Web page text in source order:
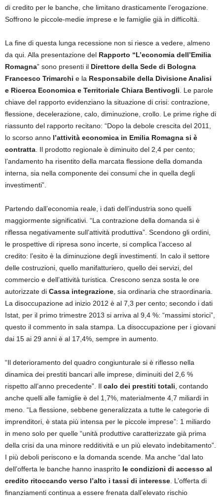
di credito per le banche, che limitano drasticamente l’erogazione.
Soffrono le piccole-medie imprese e le famiglie già in difficoltà.
La fine di questa lunga recessione non si riesce a vedere, almeno
da qui. Alla presentazione del Rapporto “L’economia dell’Emilia
Romagna” sono presenti il Direttore della Sede di Bologna
Francesco Trimarchi e la Responsabile della Divisione Analisi
e Ricerca Economica e Territoriale Chiara Bentivogli . Le parole
chiave del rapporto evidenziano la situazione di crisi: contrazione,
flessione, decelerazione, calo, diminuzione, crollo. Le prime righe di
riassunto del rapporto recitano: “Dopo la debole crescita del 2011,
lo scorso anno l’attività economica in Emilia Romagna si è
contratta . Il prodotto regionale è diminuito del 2,4 per cento;
l’andamento ha risentito della marcata flessione della domanda
interna, sia nella componente dei consumi che in quella degli
investimenti”.
Partendo dall’economia reale, i dati dell’industria sono quelli
maggiormente significativi. “La contrazione della domanda si è
riflessa negativamente sull’attività produttiva”. Scendono gli ordini,
le prospettive di ripresa sono incerte, si complica l’acceso al
credito: l’esito è la diminuzione degli investimenti. In calo il settore
delle costruzioni, quello manifatturiero, quello dei servizi, del
commercio e dell’attività turistica. Crescono senza sosta le ore
autorizzate di Cassa integrazione , sia ordinaria che straordinaria.
La disoccupazione ad inizio 2012 è al 7,3 per cento; secondo i dati
Istat, per il primo trimestre 2013 si arriva al 9,4 %: “massimi storici”,
questo il commento in sala stampa. La disoccupazione per i giovani
dai 15 ai 29 anni è al 17,4%, sempre in aumento.
“Il deterioramento del quadro congiunturale si è riflesso nella
dinamica dei prestiti bancari alle imprese, diminuiti del 2,6 %
rispetto all’anno precedente”. Il calo dei prestiti totali , contando
anche quelli alle famiglie è del 1,7%, materialmente 4,7 miliardi in
meno. “La flessione, sebbene generalizzata a tutte le categorie di
imprenditori, è stata più intensa per le piccole imprese”: 1 miliardo
in meno solo per quelle “unità produttive caratterizzate già prima
della crisi da una minore redditività e un più elevato indebitamento”.
I più deboli periscono e la domanda scende. Ma anche “dal lato
dell’offerta le banche hanno inasprito le condizioni di accesso al
credito ritoccando verso l’alto i tassi di interesse . L’offerta di
finanziamenti continua a essere frenata dall’elevato rischio